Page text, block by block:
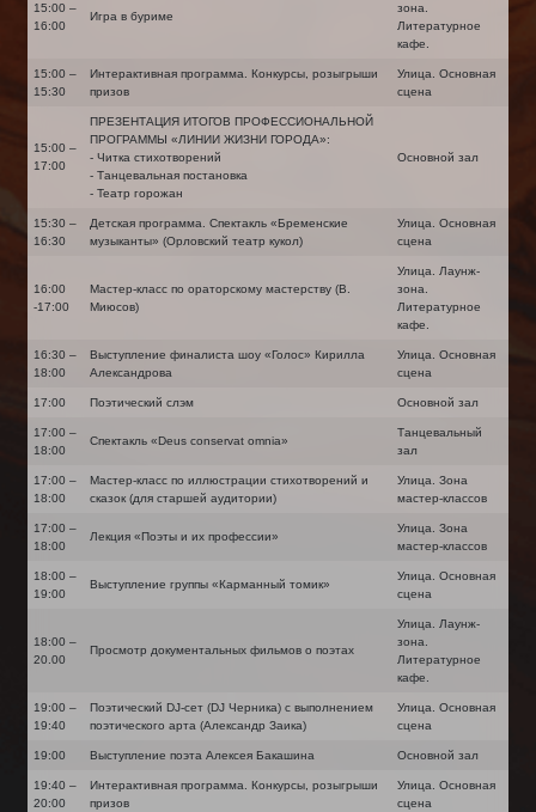
15:00 –
16:00
Игра в буриме
зона.
Литературное
кафе.
15:00 –
15:30
Интерактивная программа. Конкурсы, розыгрыши
призов
Улица. Основная
сцена
15:00 –
17:00
ПРЕЗЕНТАЦИЯ ИТОГОВ ПРОФЕССИОНАЛЬНОЙ
ПРОГРАММЫ «ЛИНИИ ЖИЗНИ ГОРОДА»:
- Читка стихотворений
- Танцевальная постановка
- Театр горожан
Основной зал
15:30 –
16:30
Детская программа. Спектакль «Бременские
музыканты» (Орловский театр кукол)
Улица. Основная
сцена
16:00
-17:00
Мастер-класс по ораторскому мастерству (В.
Миюсов)
Улица. Лаунж-
зона.
Литературное
кафе.
16:30 –
18:00
Выступление финалиста шоу «Голос» Кирилла
Александрова
Улица. Основная
сцена
17:00 Поэтический слэм Основной зал
17:00 –
18:00
Спектакль «Deus conservat omnia»
Танцевальный
зал
17:00 –
18:00
Мастер-класс по иллюстрации стихотворений и
сказок (для старшей аудитории)
Улица. Зона
мастер-классов
17:00 –
18:00
Лекция «Поэты и их профессии»
Улица. Зона
мастер-классов
18:00 –
19:00
Выступление группы «Карманный томик»
Улица. Основная
сцена
18:00 –
20.00
Просмотр документальных фильмов о поэтах
Улица. Лаунж-
зона.
Литературное
кафе.
19:00 –
19:40
Поэтический DJ-сет (DJ Черника) с выполнением
поэтического арта (Александр Заика)
Улица. Основная
сцена
19:00 Выступление поэта Алексея Бакашина Основной зал
19:40 –
20:00
Интерактивная программа. Конкурсы, розыгрыши
призов
Улица. Основная
сцена